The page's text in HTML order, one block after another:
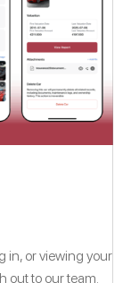
in, or viewing your
out to our team.